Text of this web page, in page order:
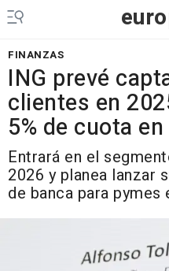
FINANZAS
ING prevé
clientes en
5% de cuota
Entrará en el
2026 y planea lanzar
de banca para pymes